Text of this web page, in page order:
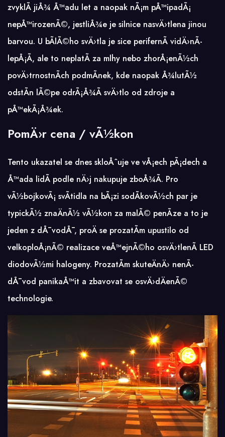
zvyklÃ­ jiÅ¾ Å™adu let a naopak nÃ¡m pÅ™ipadÃ¡
nepÅ™irozenÃ©, jestliÅ¾e je silnice nasvÄ›tlena jinou
barvou. U bÃ­lÃ©ho svÄ›tla je sice perifernÃ­ vidÄ›nÃ­
lepÅ¡Ã­, ale to neplatÃ­ za mlhy nebo zhorÅ¡enÃ½ch
povÄ›trnostnÃ­ch podmÃ­nek, kde naopak Å¾lutÃ½
odstÃ­n lÃ©pe odrÃ¡Å¾Ã­ svÄ›tlo od zdroje a
pÅ™ekÃ¡Å¾ek.
PomÄ›r cena / vÃ½kon
Tento ukazatel se dnes skloÅˆuje ve vÅ¡ech pÃ¡dech a
Å™ada lidÃ­ podle nÄ›j nakupuje zboÅ¾Ã­. Pro
vÃ½bojkovÃ¡ svÃ­tidla na bÃ¡zi sodÃ­kovÃ½ch par je
typickÃ½ znaÄnÃ½ vÃ½kon za malÃ© penÃ­ze a to je
jeden z dÅ¯vodÅ¯, proÄ se prozatÃ­m upustilo od
velkoploÅ¡nÃ© realizace veÅ™ejnÃ©ho osvÄ›tlenÃ­ LED
diodovÃ½mi halogeny. ProzatÃ­m skuteÄnÄ› nenÃ­
dÅ¯vod panikaÅ™it a zbavovat se osvÄ›dÄenÃ©
technologie.